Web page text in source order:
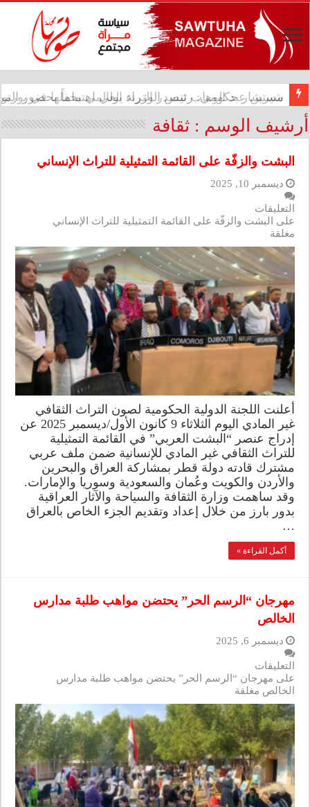
شيرين عبد الوهاب تتصدر الترند العالمي بحفلها في
أرشيف الوسم :ثقافة
البشت والزفّة على القائمة التمثيلية للتراث الإنساني
ديسمبر 10, 2025
التعليقات
على البشت والزفّة على القائمة التمثيلية للتراث الإنساني
مغلقة
أعلنت اللجنة الدولية الحكومية لصون التراث الثقافي
غير المادي اليوم الثلاثاء 9 كانون الأول/ديسمبر 2025 عن
إدراج عنصر “البشت العربي” في القائمة التمثيلية
للتراث الثقافي غير المادي للإنسانية ضمن ملف عربي
مشترك قادته دولة قطر بمشاركة العراق والبحرين
والأردن والكويت وعُمان والسعودية وسوريا والإمارات.
وقد ساهمت وزارة الثقافة والسياحة والآثار العراقية
بدور بارز من خلال إعداد وتقديم الجزء الخاص بالعراق
…
أكمل القراءة »
مهرجان “الرسم الحر” يحتضن مواهب طلبة مدارس
الخالص
ديسمبر 6, 2025
التعليقات
على مهرجان “الرسم الحر” يحتضن مواهب طلبة مدارس
الخالص مغلقة